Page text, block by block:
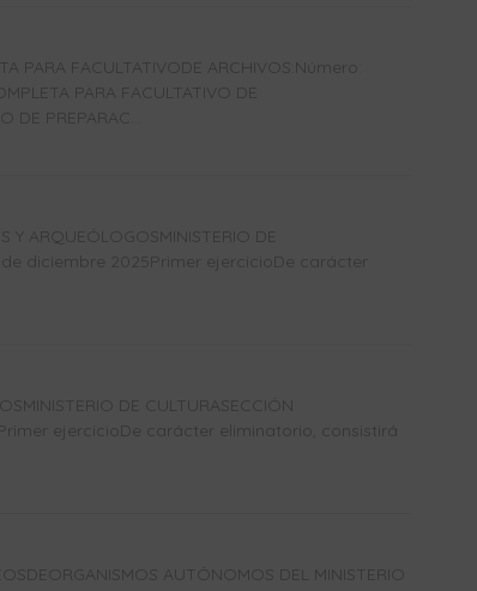
PARA FACULTATIVODE ARCHIVOS:Número:
PARA FACULTATIVO DE
PREPARAC...
Y ARQUEÓLOGOSMINISTERIO DE
de diciembre 2025Primer ejercicioDe carácter
DE CULTURASECCIÓN
ejercicioDe carácter eliminatorio, consistirá
AUTÓNOMOS DEL MINISTERIO